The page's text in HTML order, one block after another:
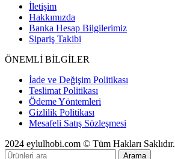
İletişim
Hakkımızda
Banka Hesap Bilgilerimiz
Sipariş Takibi
ÖNEMLİ BİLGİLER
İade ve Değişim Politikası
Teslimat Politikası
Ödeme Yöntemleri
Gizlilik Politikası
Mesafeli Satış Sözleşmesi
2024 eylulhobi.com © Tüm Hakları Saklıdır.
Arama